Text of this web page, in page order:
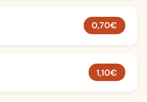
0,70€
1,10€